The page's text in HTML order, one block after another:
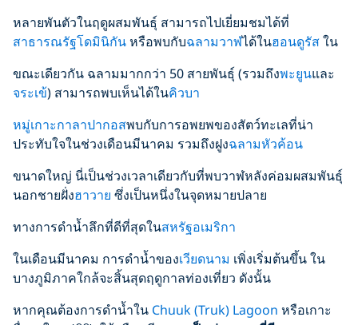
หลายพันตัวในฤดูผสมพันธุ์ สามารถไปเยี่ยมชมได้ที่
สาธารณรัฐโดมินิกันหรือพบกับฉลามวาฬได้ในฮอนดูรัสใน
ขณะเดียวกัน ฉลามมากกว่า 50 สายพันธุ์ (รวมถึงพะยูนและ
จระเข้) สามารถพบเห็นได้ในคิวบา
หมู่เกาะกาลาปากอสพบกับการอพยพของสัตว์ทะเลที่น่า
ประทับใจในช่วงเดือนมีนาคม รวมถึงฝูงฉลามหัวค้อน
ขนาดใหญ่ นี่เป็นช่วงเวลาเดียวกับที่พบวาฬหลังค่อมผสมพันธุ์
นอกชายฝั่งฮาวาย ซึ่งเป็นหนึ่งในจุดหมายปลาย
ทางการดำน้ำลึกที่ดีที่สุดในสหรัฐอเมริกา
ในเดือนมีนาคม การดำน้ำของเวียดนาม เพิ่งเริ่มต้นขึ้น ใน
บางภูมิภาคใกล้จะสิ้นสุดฤดูกาลท่องเที่ยว ดังนั้น
หากคุณต้องการดำน้ำใน Chuuk (Truk) Lagoon หรือเกาะ